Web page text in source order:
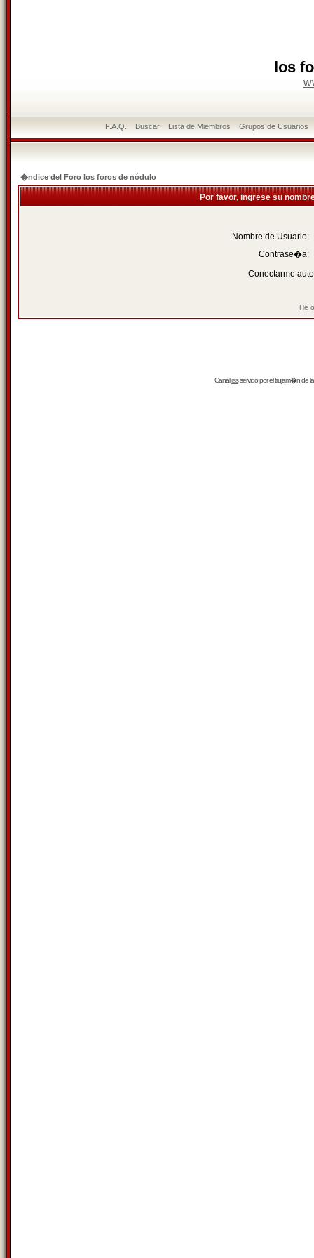
los
F.A.Q. Buscar Lista de Miembros Grupos de Usuarios
�ndice del Foro los foros de nódulo
Por favor, ingrese su
Nombre de Usuario:
Contrase�a:
Conectarme
He
Canalrssservido por eltrujam�nde